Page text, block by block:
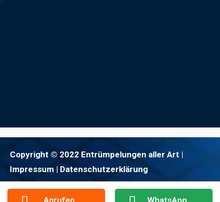
Copyright © 2022 Entrümpelungen aller Art |
Impressum | Datenschutzerklärung
Anrufen WhatsApp